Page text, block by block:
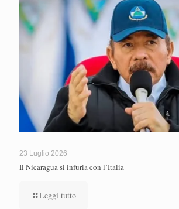
23 Luglio 2026
Il Nicaragua si infuria con l’Italia
Leggi tutto